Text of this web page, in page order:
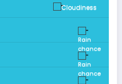
-
-
-
-